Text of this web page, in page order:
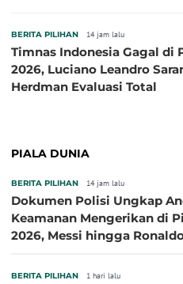
BERITA PILIHAN 14 jam lalu
Timnas Indonesia Gagal di
2026, Luciano Leandro
Herdman Evaluasi Total
PIALA DUNIA
BERITA PILIHAN 14 jam lalu
Dokumen Polisi Ungkap
Keamanan Mengerikan di
2026, Messi hingga
BERITA PILIHAN 1 hari lalu